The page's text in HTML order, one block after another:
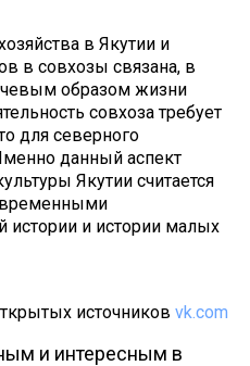
в Якутии и
в совхозы связана, в
образом жизни
совхоза требует
для северного
данный аспект
Якутии считается
истории и истории малых
источников vk.com
и интересным в